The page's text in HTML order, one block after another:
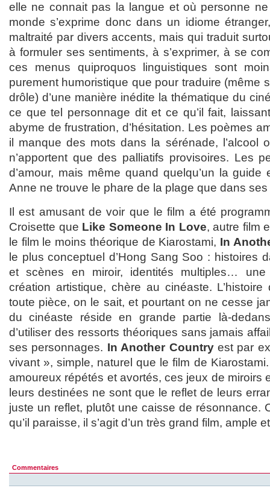
elle ne connait pas la langue et où personne
monde s’exprime donc dans un idiome
maltraité par divers accents, mais qui traduit
à formuler ses sentiments, à s’exprimer, à se
ces menus quiproquos linguistiques sont
purement humoristique que pour traduire (même
drôle) d’une manière inédite la thématique du
ce que tel personnage dit et ce qu’il fait,
abyme de frustration, d’hésitation. Les poèmes
il manque des mots dans la sérénade, l’alcool
n’apportent que des palliatifs provisoires. Les
d’amour, mais même quand quelqu’un la
Anne ne trouve le phare de la plage que dans
Il est amusant de voir que le film a été
Croisette que Like Someone In Love, autre film
le film le moins théorique de Kiarostami, In
le plus conceptuel d’Hong Sang Soo : histoires
et scènes en miroir, identités multiples…
création artistique, chère au cinéaste.
toute pièce, on le sait, et pourtant on ne cesse
du cinéaste réside en grande partie là-
d’utiliser des ressorts théoriques sans jamais
ses personnages. In Another Countryest par
vivant », simple, naturel que le film de
amoureux répétés et avortés, ces jeux de miroirs
leurs destinées ne sont que le reflet de leurs
juste un reflet, plutôt une caisse de résonnance.
qu’il paraisse, il s’agit d’un très grand film, ample
Commentaires